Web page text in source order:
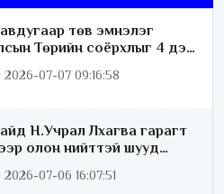
төв эмнэлэг
Төрийн соёрхлыг 4 дэх
2026-07-07 09:16:58
Н.Учрал Лхагва гарагт
олон нийттэй шууд
2026-07-06 16:07:51